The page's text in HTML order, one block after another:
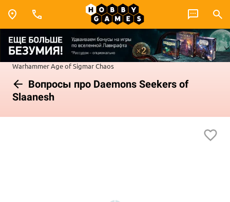
WarhammerAge of SigmarChaos
Вопросы про Daemons Seekers of
Slaanesh